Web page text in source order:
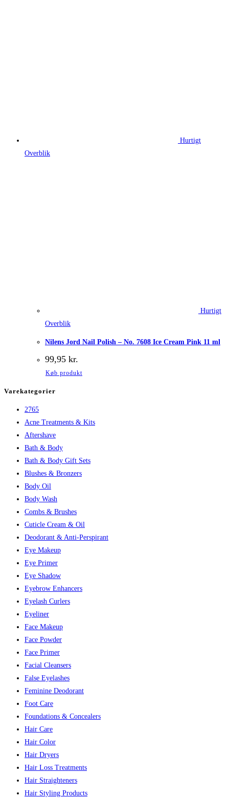
Hurtigt
Overblik
Hurtigt
Overblik
Nilens Jord Nail Polish – No. 7608 Ice Cream Pink 11 ml
99,95 kr.
Køb produkt
Varekategorier
2765
Acne Treatments & Kits
Aftershave
Bath & Body
Bath & Body Gift Sets
Blushes & Bronzers
Body Oil
Body Wash
Combs & Brushes
Cuticle Cream & Oil
Deodorant & Anti-Perspirant
Eye Makeup
Eye Primer
Eye Shadow
Eyebrow Enhancers
Eyelash Curlers
Eyeliner
Face Makeup
Face Powder
Face Primer
Facial Cleansers
False Eyelashes
Feminine Deodorant
Foot Care
Foundations & Concealers
Hair Care
Hair Color
Hair Dryers
Hair Loss Treatments
Hair Straighteners
Hair Styling Products